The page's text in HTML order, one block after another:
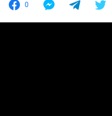
0